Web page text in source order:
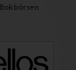
Bokbörsen